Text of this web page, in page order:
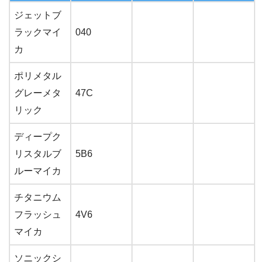
ジェットブ
ラックマイ
カ
040
ポリメタル
グレーメタ
リック
47C
ディープク
リスタルブ
ルーマイカ
5B6
チタニウム
フラッシュ
マイカ
4V6
ソニックシ